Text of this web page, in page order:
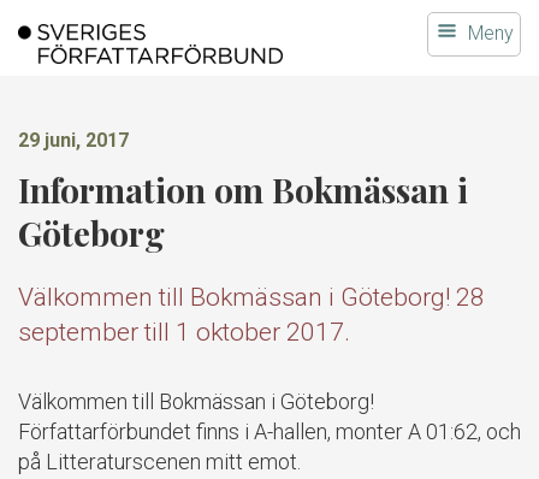
till
Meny
29 juni, 2017
Information om Bokmässan i
Göteborg
Välkommen till Bokmässan i Göteborg! 28
september till 1 oktober 2017.
Välkommen till Bokmässan i Göteborg!
Författarförbundet finns i A-hallen, monter A 01:62, och
på Litteraturscenen mitt emot.